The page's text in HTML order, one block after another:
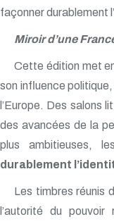
façonner durablement
Miroir d’une
Cette édition met
son influence
l’Europe. Des salons
des avancées de la
plus ambitieuses,
durablement
Les timbres réunis
l’autorité du pouvoir